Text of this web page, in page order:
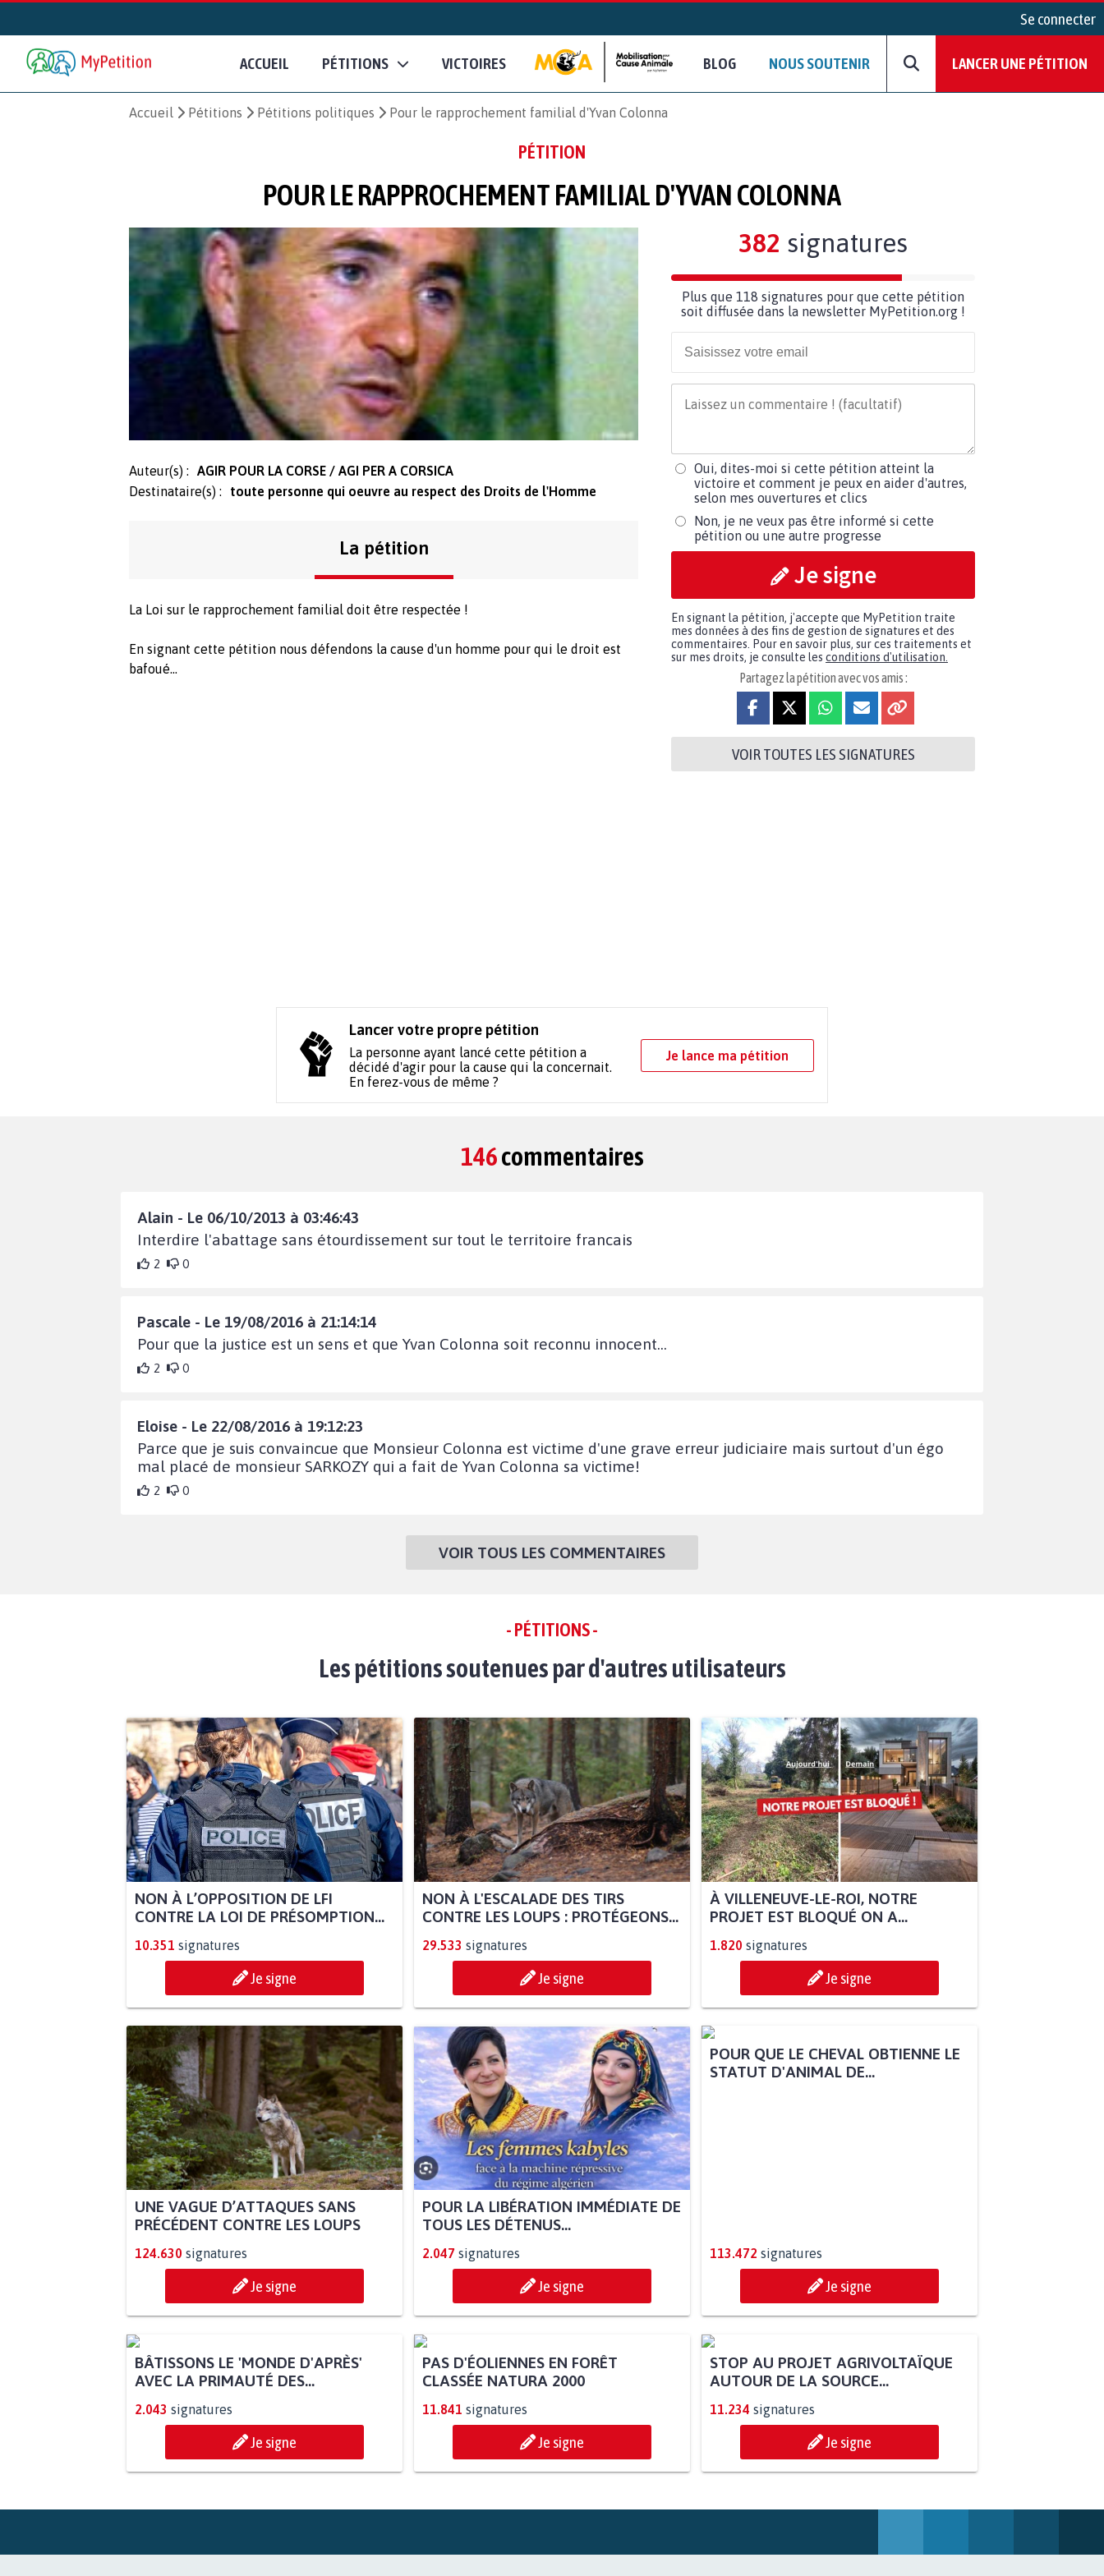
Se connecter
ACCUEIL PÉTITIONS VICTOIRES BLOG NOUS SOUTENIR LANCER UNE PÉTITION
Accueil Pétitions Pétitions politiques Pour le rapprochement familial d'Yvan Colonna
PÉTITION
POUR LE RAPPROCHEMENT FAMILIAL D'YVAN COLONNA
Auteur(s) :
AGIR POUR LA CORSE / AGI PER A CORSICA
Destinataire(s) :
toute personne qui oeuvre au respect des Droits de l'Homme
La pétition
La Loi sur le rapprochement familial doit être respectée !
En signant cette pétition nous défendons la cause d'un homme pour qui le droit est
bafoué...
382 signatures
Plus que 118 signatures pour que cette pétition
soit diffusée dans la newsletter MyPetition.org !
Oui, dites-moi si cette pétition atteint la
victoire et comment je peux en aider d'autres,
selon mes ouvertures et clics
Non, je ne veux pas être informé si cette
pétition ou une autre progresse
Je signe
En signant la pétition, j'accepte que MyPetition traite
mes données à des fins de gestion de signatures et des
commentaires. Pour en savoir plus, sur ces traitements et
sur mes droits, je consulte les conditions d'utilisation.
Partagez la pétition avec vos amis :
VOIR TOUTES LES SIGNATURES
Lancer votre propre pétition
La personne ayant lancé cette pétition a
décidé d'agir pour la cause qui la concernait.
En ferez-vous de même ?
Je lance ma pétition
146commentaires
Alain - Le 06/10/2013 à 03:46:43
Interdire l'abattage sans étourdissement sur tout le territoire francais
2 0
Pascale - Le 19/08/2016 à 21:14:14
Pour que la justice est un sens et que Yvan Colonna soit reconnu innocent...
2 0
Eloise - Le 22/08/2016 à 19:12:23
Parce que je suis convaincue que Monsieur Colonna est victime d'une grave erreur judiciaire mais surtout d'un égo
mal placé de monsieur SARKOZY qui a fait de Yvan Colonna sa victime!
2 0
VOIR TOUS LES COMMENTAIRES
- PÉTITIONS -
Les pétitions soutenues par d'autres utilisateurs
NON À L’OPPOSITION DE LFI
CONTRE LA LOI DE PRÉSOMPTION...
10.351 signatures
Je signe
NON À L'ESCALADE DES TIRS
CONTRE LES LOUPS : PROTÉGEONS...
29.533 signatures
Je signe
À VILLENEUVE-LE-ROI, NOTRE
PROJET EST BLOQUÉ ON A...
1.820 signatures
Je signe
UNE VAGUE D’ATTAQUES SANS
PRÉCÉDENT CONTRE LES LOUPS
124.630 signatures
Je signe
POUR LA LIBÉRATION IMMÉDIATE DE
TOUS LES DÉTENUS...
2.047 signatures
Je signe
POUR QUE LE CHEVAL OBTIENNE LE
STATUT D'ANIMAL DE...
113.472 signatures
Je signe
BÂTISSONS LE 'MONDE D'APRÈS'
AVEC LA PRIMAUTÉ DES...
2.043 signatures
Je signe
PAS D'ÉOLIENNES EN FORÊT
CLASSÉE NATURA 2000
11.841 signatures
Je signe
STOP AU PROJET AGRIVOLTAÏQUE
AUTOUR DE LA SOURCE...
11.234 signatures
Je signe